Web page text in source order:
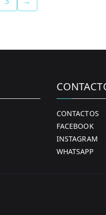
CONTACTOS
FACEBOOK
INSTAGRAM
WHATSAPP